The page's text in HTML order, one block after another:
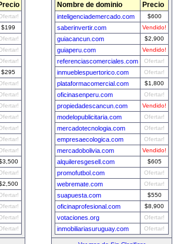
$199
$295
Nombre de dominio Precio
inteligenciademercado.com $600
saberinvertir.com Vendido!
guiacancun.com $2,900
guiaperu.com Vendido!
referenciascomerciales.com Ofertar!
inmueblespuertorico.com Ofertar!
plataformacomercial.com $1,800
oficinasenperu.com Ofertar!
propiedadescancun.com Vendido!
modelopublicitaria.com Ofertar!
mercadotecnologia.com Ofertar!
empresaecologica.com Ofertar!
mercadobolivia.com Vendido!
alquileresgesell.com $605
promofutbol.com Ofertar!
webremate.com Ofertar!
suapuesta.com $550
oficinaprofesional.com $8,900
votaciones.org Ofertar!
inmobiliariasuruguay.com Ofertar!